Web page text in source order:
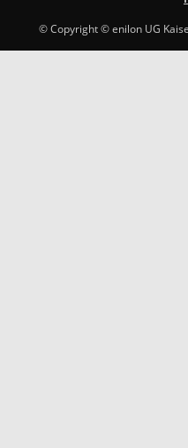
© Copyright © enilon UG